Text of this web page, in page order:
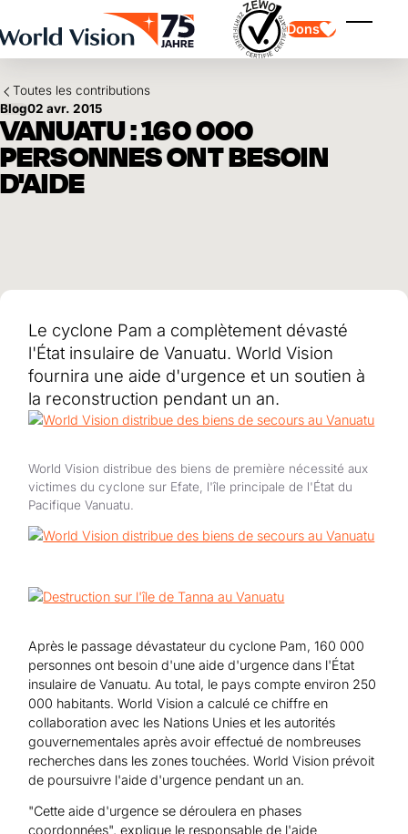
Dons
Testament et legs
Philanthropie
Coopération entre entreprises
Séisme au Venezuela
Aide à l'Ukraine
Aide au Soudan
Aide à l'Afghanistan
Rapport annuel et finances
Afrique
Amérique latine
Moyen-Orient et Europe
Toutes les contributions
Blog02 avr. 2015
VANUATU : 160 000
PERSONNES ONT BESOIN
D'AIDE
Le cyclone Pam a complètement dévasté
l'État insulaire de Vanuatu. World Vision
fournira une aide d'urgence et un soutien à
la reconstruction pendant un an.
World Vision distribue des biens de première nécessité aux
victimes du cyclone sur Efate, l'île principale de l'État du
Pacifique Vanuatu.
Après le passage dévastateur du cyclone Pam, 160 000
personnes ont besoin d'une aide d'urgence dans l'État
insulaire de Vanuatu. Au total, le pays compte environ 250
000 habitants. World Vision a calculé ce chiffre en
collaboration avec les Nations Unies et les autorités
gouvernementales après avoir effectué de nombreuses
recherches dans les zones touchées. World Vision prévoit
de poursuivre l'aide d'urgence pendant un an.
"Cette aide d'urgence se déroulera en phases
coordonnées", explique le responsable de l'aide